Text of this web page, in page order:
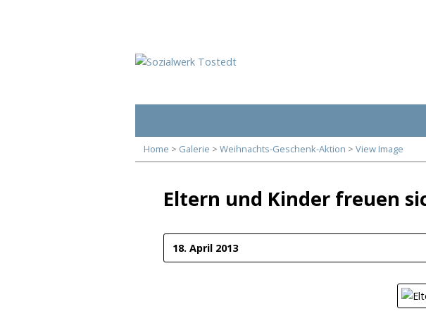
Home > Galerie > Weihnachts-Geschenk-Aktion > View Image
Eltern und Kinder freuen
18. April 2013